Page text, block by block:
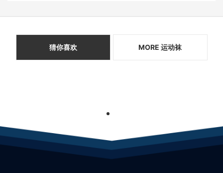
猜你喜欢 MORE 运动袜
1